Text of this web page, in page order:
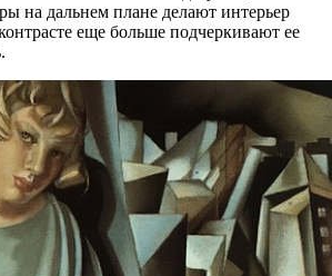
на дальнем плане делают интерьер
еще больше подчеркивают ее